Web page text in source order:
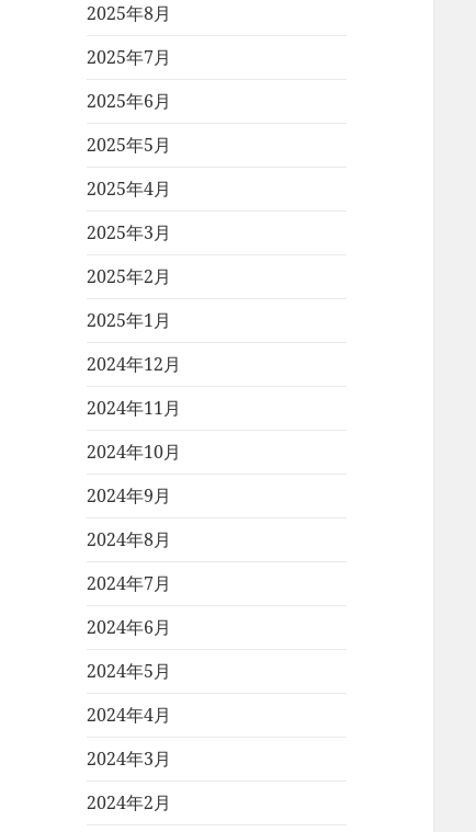
2025年8月
2025年7月
2025年6月
2025年5月
2025年4月
2025年3月
2025年2月
2025年1月
2024年12月
2024年11月
2024年10月
2024年9月
2024年8月
2024年7月
2024年6月
2024年5月
2024年4月
2024年3月
2024年2月